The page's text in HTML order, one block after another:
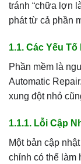
tránh “chữa lợn
phát từ cả phần
1.1. Các Yếu
Phần mềm là
Automatic
xung đột nhỏ
1.1.1. Lỗi Cập
Một bản cập
chỉnh có thể làm